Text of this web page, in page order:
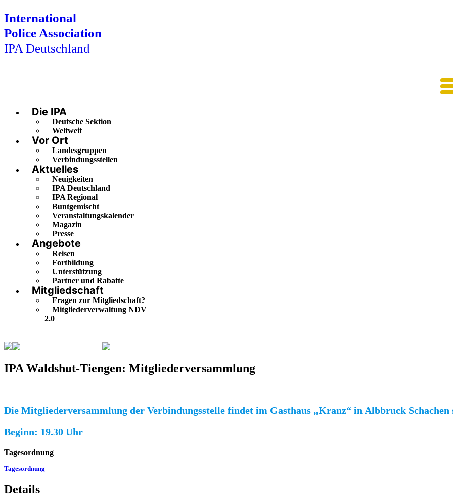
International
Police Association
IPA Deutschland
Die IPA
Deutsche Sektion
Weltweit
Vor Ort
Landesgruppen
Verbindungsstellen
Aktuelles
Neuigkeiten
IPA Deutschland
IPA Regional
Buntgemischt
Veranstaltungskalender
Magazin
Presse
Angebote
Reisen
Fortbildung
Unterstützung
Partner und Rabatte
Mitgliedschaft
Fragen zur Mitgliedschaft?
Mitgliederverwaltung NDV
2.0
IPA Waldshut-Tiengen: Mitgliederversammlung
Die Mitgliederversammlung der Verbindungsstelle findet im Gasthaus „Kranz“ in Albbruck Schachen
Beginn: 19.30 Uhr
Tagesordnung
Tagesordnung
Details